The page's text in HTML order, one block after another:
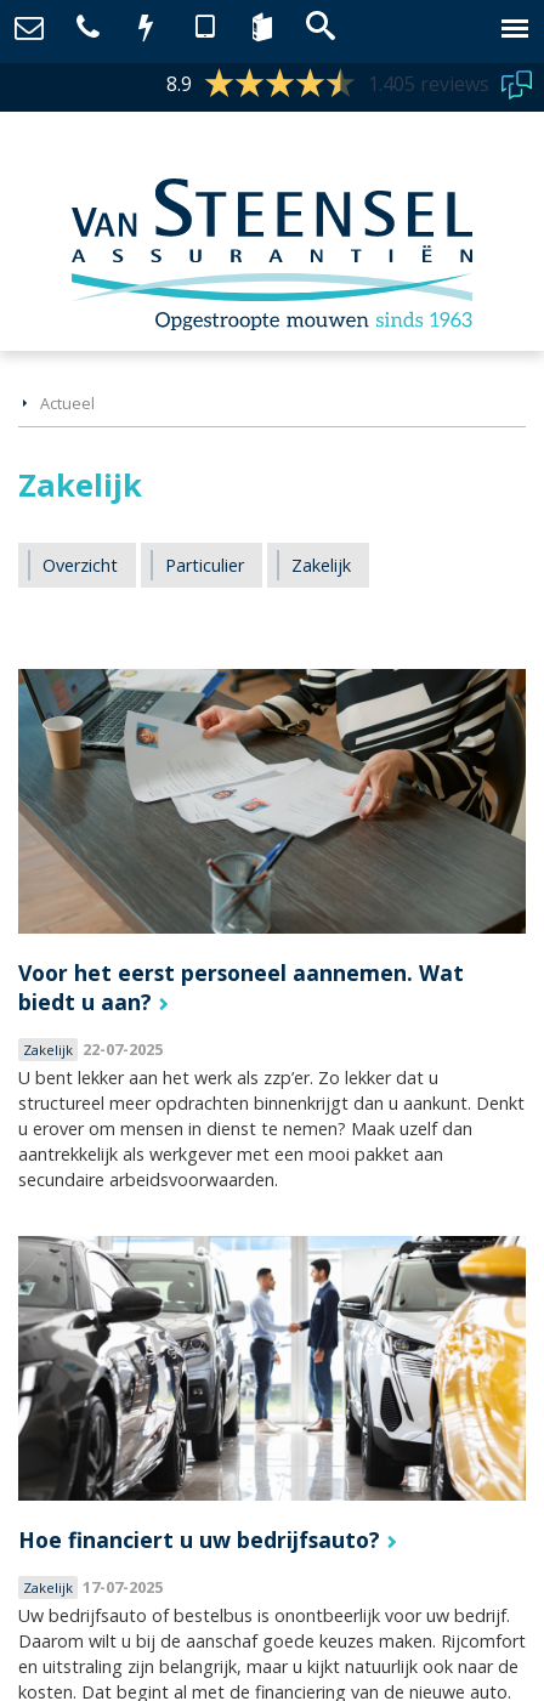
8.9 1.405 reviews
Actueel
Zakelijk
Overzicht Particulier Zakelijk
Voor het eerst personeel aannemen. Wat
biedt u aan?
Zakelijk 22-07-2025
U bent lekker aan het werk als zzp’er. Zo lekker dat u
structureel meer opdrachten binnenkrijgt dan u aankunt. Denkt
u erover om mensen in dienst te nemen? Maak uzelf dan
aantrekkelijk als werkgever met een mooi pakket aan
secundaire arbeidsvoorwaarden.
Hoe financiert u uw bedrijfsauto?
Zakelijk 17-07-2025
Uw bedrijfsauto of bestelbus is onontbeerlijk voor uw bedrijf.
Daarom wilt u bij de aanschaf goede keuzes maken. Rijcomfort
en uitstraling zijn belangrijk, maar u kijkt natuurlijk ook naar de
kosten. Dat begint al met de financiering van de nieuwe auto.